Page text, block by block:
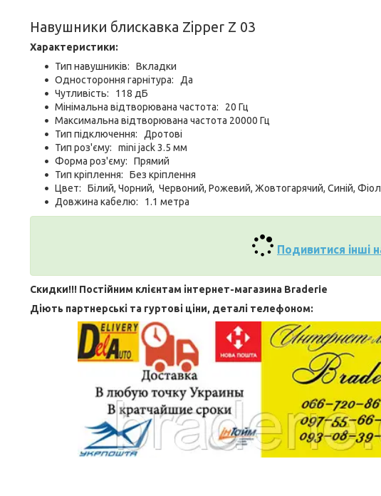
Навушники блискавка Zipper Z 03
Характеристики:
Тип навушників: Вкладки
Одностороння гарнітура: Да
Чутливість: 118 дБ
Мінімальна відтворювана частота: 20 Гц
Максимальна відтворювана частота 20000 Гц
Тип підключення: Дротові
Тип роз'єму: mini jack 3.5 мм
Форма роз'єму: Прямий
Тип кріплення: Без кріплення
Цвет: Білий, Чорний, Червоний, Рожевий, Жовтогарячий, Синій,
Довжина кабелю: 1.1 метра
Подивитися інші
Скидки!!! Постійним клієнтам інтернет-магазина Braderie
Діють партнерські та гуртові ціни, деталі телефоном: